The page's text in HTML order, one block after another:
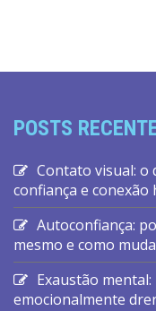
POSTS
Contato visual: o
confiança e conexão
Autoconfiança:
mesmo e como
Exaustão
emocionalmente